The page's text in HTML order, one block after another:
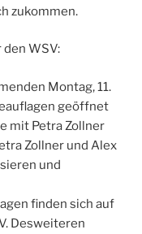
zukommen.
WSV:
Montag, 11.
geöffnet
mit Petra Zollner
Zollner und Alex
und
finden sich auf
Desweiteren